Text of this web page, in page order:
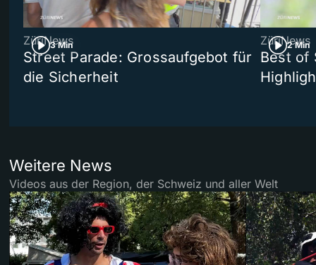
3 Min
ZüriNews
Street Parade: Grossaufgebot für
die Sicherheit
2 Min
ZüriNews
Best of
Weitere News
Videos aus der Region, der Schweiz und aller Welt